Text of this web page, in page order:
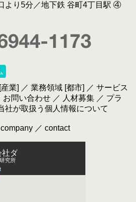
より5分／地下鉄 谷町4丁目駅 ④
業] ／ 業務領域 [都市] ／ サービス
お問い合わせ ／ 人材募集 ／ プラ
社が取扱う個人情報について
company ／ contact